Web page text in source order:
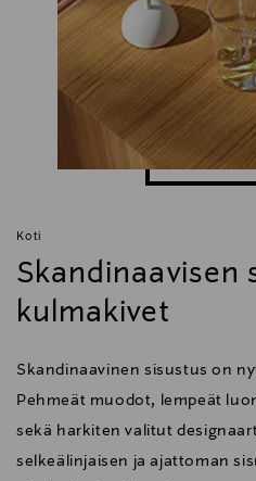
Koti
Skandinaavisen
kulmakivet
Skandinaavinen sisustus on
Pehmeät muodot, lempeät
sekä harkiten valitut
selkeälinjaisen ja ajattoman